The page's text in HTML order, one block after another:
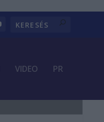
VIDEO PR